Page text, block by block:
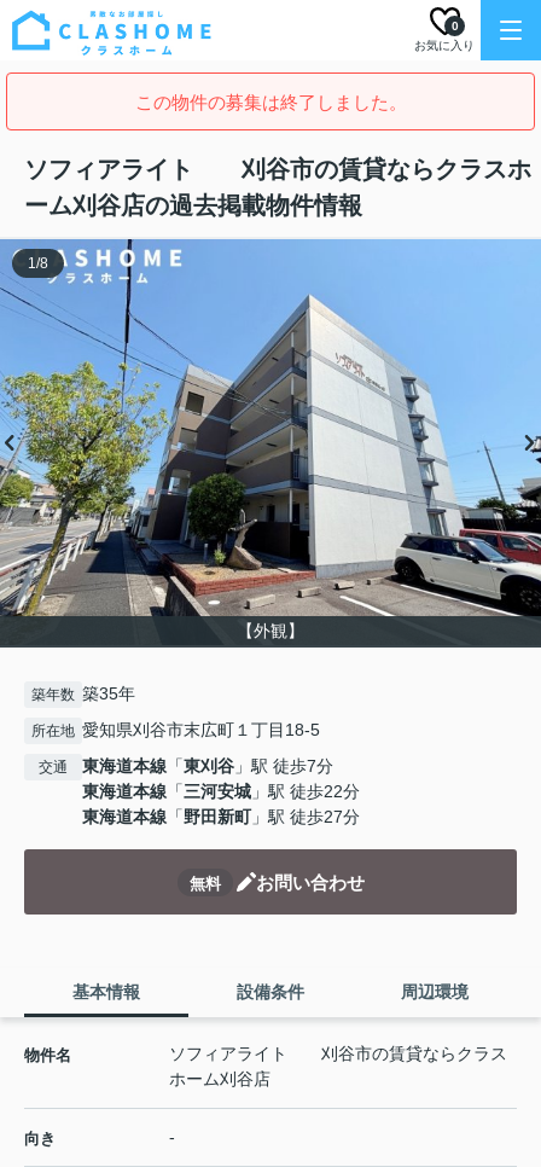
お気に入り
0
この物件の募集は終了しました。
ソフィアライト 刈谷市の賃貸ならクラスホ
ーム刈谷店の過去掲載物件情報
【外観】
1/8
築年数 築35年
所在地 愛知県刈谷市末広町１丁目18-5
交通 東海道本線 「東刈谷 」駅 徒歩7分
東海道本線 「三河安城 」駅 徒歩22分
東海道本線 「野田新町」駅 徒歩27分
無料 お問い合わせ
基本情報 設備条件 周辺環境
物件名
ソフィアライト 刈谷市の賃貸ならクラス
ホーム刈谷店
向き -